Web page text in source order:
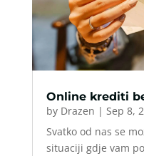
Online krediti
by Drazen | Sep 8,
Svatko od nas se
situaciji gdje vam